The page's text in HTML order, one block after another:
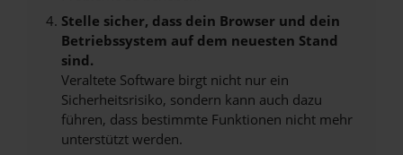
Stelle sicher, dass dein Browser und dein
Betriebssystem auf dem neuesten Stand
sind.
Veraltete Software birgt nicht nur ein
Sicherheitsrisiko, sondern kann auch dazu
führen, dass bestimmte Funktionen nicht mehr
unterstützt werden.